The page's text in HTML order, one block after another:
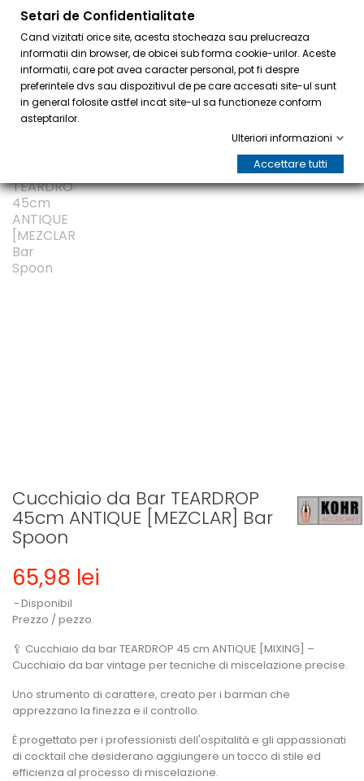
Cucchiaio da Bar TEARDROP
45cm ANTIQUE [MEZCLAR] Bar
Spoon
65,98 lei
Disponibil
Prezzo / pezzo.
🥄 Cucchiaio da bar TEARDROP 45 cm ANTIQUE [MIXING] –
Cucchiaio da bar vintage per tecniche di miscelazione precise.
Uno strumento di carattere, creato per i barman che
apprezzano la finezza e il controllo.
È progettato per i professionisti dell'ospitalità e gli appassionati
di cocktail che desiderano aggiungere un tocco di stile ed
efficienza al processo di miscelazione.
Setari de Confidentialitate
Cand vizitati orice site, acesta stocheaza sau prelucreaza
informatii din browser, de obicei sub forma cookie-urilor. Aceste
informatii, care pot avea caracter personal, pot fi despre
preferintele dvs sau dispozitivul de pe care accesati site-ul sunt
in general folosite astfel incat site-ul sa functioneze conform
asteptarilor.
Ulteriori informazioni
Accettare tutti